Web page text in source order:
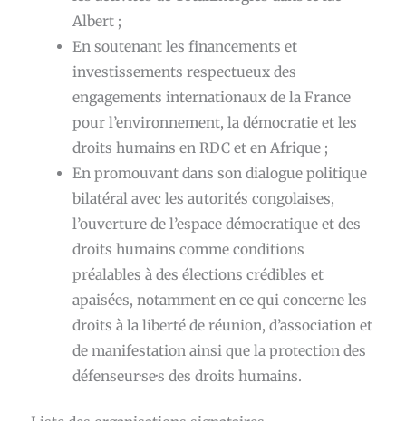
Albert ;
En soutenant les financements et
investissements respectueux des
engagements internationaux de la France
pour l’environnement, la démocratie et les
droits humains en RDC et en Afrique ;
En promouvant dans son dialogue politique
bilatéral avec les autorités congolaises,
l’ouverture de l’espace démocratique et des
droits humains comme conditions
préalables à des élections crédibles et
apaisées, notamment en ce qui concerne les
droits à la liberté de réunion, d’association et
de manifestation ainsi que la protection des
défenseur·se·s des droits humains.